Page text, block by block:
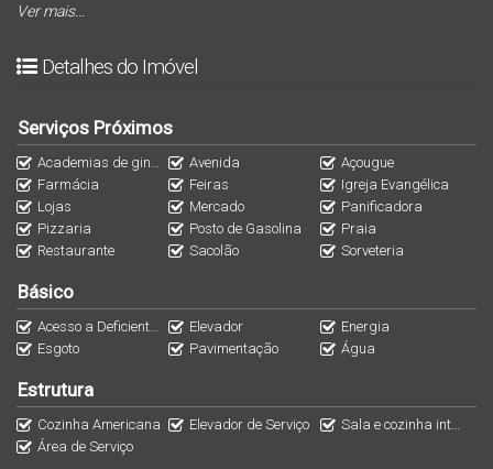
1 vaga de garagem
130m² de área privativa
222m² de área total
Acabamentos e Detalhes:
Massa corrida
Interfone
Portão eletrônico
Sol da manhã ilumina a frontal do apartamento, trazendo
melhor aproveitamento da luz natural no ambiente.
Ver mais...
Detalhes do Imóvel
Serviços Próximos
Academias de ginástica Avenida
Açougue
Farmácia
Feiras
Igreja Evangélica
Lojas
Mercado
Panificadora
Pizzaria
Posto de Gasolina
Praia
Restaurante
Sacolão Sorveteria
Básico
Acesso a Deficientes Elevador
Energia
Esgoto
Pavimentação Água
Estrutura
Cozinha Americana Elevador de Serviço
Sala e cozinha integradas
Área de Serviço